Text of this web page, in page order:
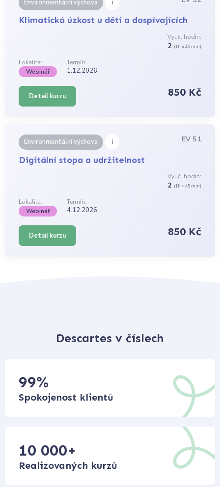
Environmentální výchova i
Klimatická úzkost u dětí a dospívajících
Vyuč. hodin:
2 (1h = 45 min)
Lokalita:
Termín:
Webinář
1.12.2026
Detail kurzu 850 Kč
Environmentální výchova i EV 51
Digitální stopa a udržitelnost
Vyuč. hodin:
2 (1h = 45 min)
Lokalita:
Termín:
Webinář
4.12.2026
Detail kurzu 850 Kč
Descartes v číslech
99%
Spokojenost klientů
10 000+
Realizovaných kurzů